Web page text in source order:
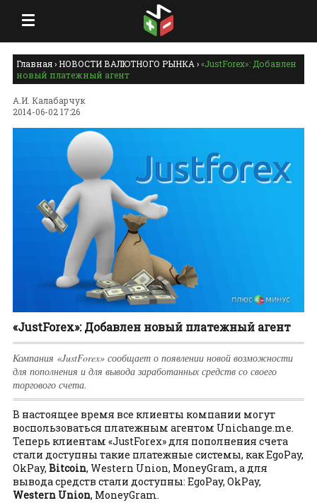
Главная›НОВОСТИ ВАЛЮТНОГО РЫНКА ›«JustForex»: Добавлен
новый платежный агент
А.И. Калабарчук
2014-06-02 17:26
«JustForex»: Добавлен новый платежный агент
Компания «JustForex» сообщает о появлении новой возможности
для пополнения и для вывода заработанных средств со своего
торгового счета.
В настоящее время все клиенты компании могут
воспользоваться платежным агентом Unichange.me.
Теперь клиентам «JustForex» для пополнения счета
стали доступны такие платежные системы, как EgoPay,
OkPay, Bitcoin, Western Union, MoneyGram, а для
вывода средств стали доступны: EgoPay, OkPay,
Western Union, MoneyGram.